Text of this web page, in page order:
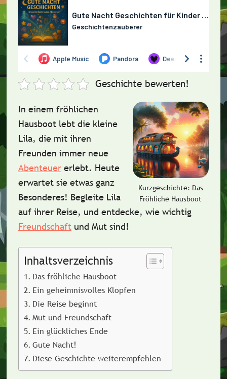
Geschichte bewerten!
Kurzgeschichte: Das
Fröhliche Hausboot
In einem fröhlichen
Hausbootlebt die kleine
Lila, die mit ihren
Freunden immer neue
Abenteuererlebt. Heute
erwartet sie etwas ganz
Besonderes! Begleite Lila
auf ihrer Reise, und entdecke, wie wichtig
Freundschaftund Mutsind!
Inhaltsverzeichnis
Das fröhliche Hausboot
Ein geheimnisvolles Klopfen
Die Reise beginnt
Mut und Freundschaft
Ein glückliches Ende
Gute Nacht!
Diese Geschichte weiterempfehlen